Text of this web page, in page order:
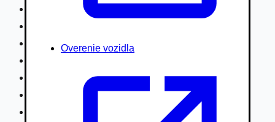
Overenie vozidla
Poľnohospodárske vozidlá / stroje
Hydraulické ruky autožeriavy
Špeciály/nosiče kontajnerov
Návesy/prívesy nadstavby